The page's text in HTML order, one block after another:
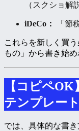
（スクショ解
iDeCo： 「節
これらを新しく買
もの」から書き始め
【コピペ
テンプレート
では、具体的な書